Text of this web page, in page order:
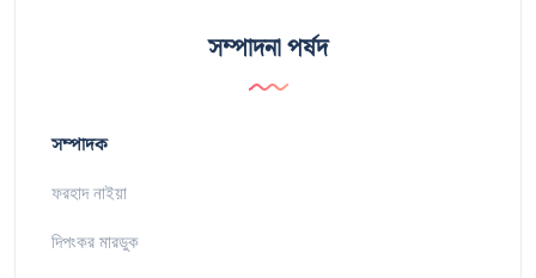
সম্পাদনা পর্ষদ
সম্পাদক
ফরহাদ নাইয়া
দিপংকর মারডুক